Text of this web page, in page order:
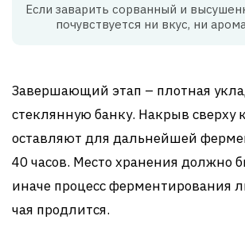
Если заварить сорванный и
почувствуется ни вкус, ни
Завершающий этап – плотная
стеклянную банку. Накрыв сверху
оставляют для дальнейшей
40 часов. Место хранения должно
иначе процесс ферментирования
чая продлится.